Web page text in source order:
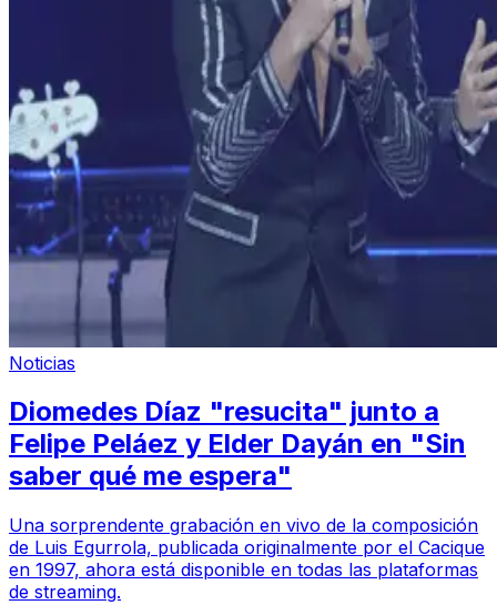
Noticias
Diomedes Díaz "resucita" junto a
Felipe Peláez y Elder Dayán en "Sin
saber qué me espera"
Una sorprendente grabación en vivo de la composición
de Luis Egurrola, publicada originalmente por el Cacique
en 1997, ahora está disponible en todas las plataformas
de streaming.